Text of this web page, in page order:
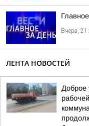
Вчера,
ЛЕНТА НОВОСТЕЙ
Доброе